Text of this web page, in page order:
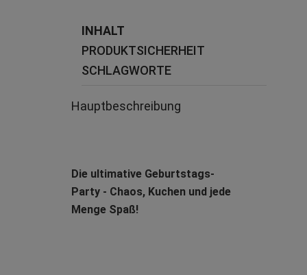
INHALT
PRODUKTSICHERHEIT
SCHLAGWORTE
Hauptbeschreibung
Die ultimative Geburtstags-
Party - Chaos, Kuchen und jede
Menge Spaß!